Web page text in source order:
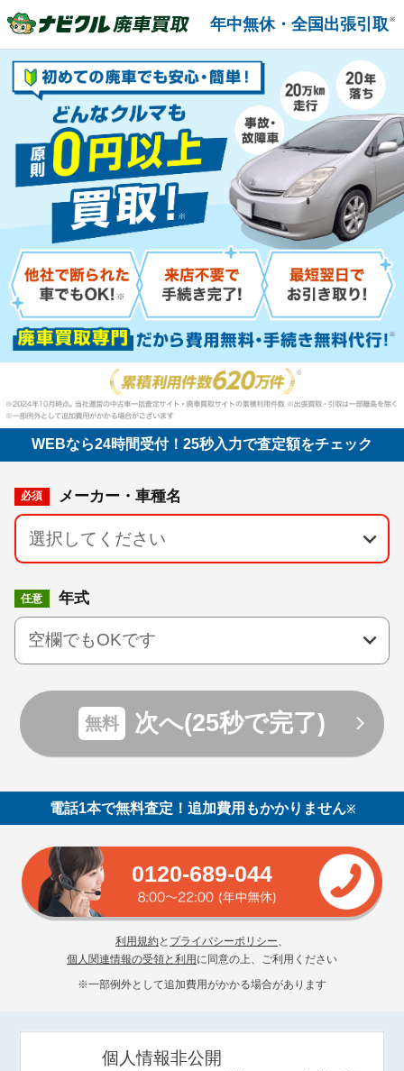
年中無休・全国出張引取 ※
WEBなら24時間受付！ 25秒入力で査定額をチェック
必須 メーカー・車種名
keyboard_arrow_down
任意 年式
keyboard_arrow_down
無料 次へ(25秒で完了)
電話1本で無料査定！追加費用もかかりません※
0120-689-044
利用規約と プライバシーポリシー、
個人関連情報の受領と利用に同意の上、ご利用ください
※一部例外として追加費用がかかる場合があります
個人情報非公開